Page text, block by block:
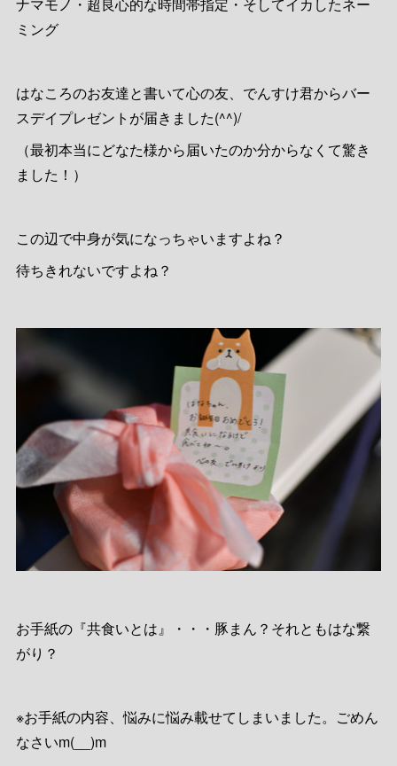
ミング
はなころのお友達と書いて心の友、でんすけ君からバー
スデイプレゼントが届きました(^^)/
（最初本当にどなた様から届いたのか分からなくて驚き
ました！）
この辺で中身が気になっちゃいますよね？
待ちきれないですよね？
お手紙の『共食いとは』・・・豚まん？それともはな繋
がり？
※お手紙の内容、悩みに悩み載せてしまいました。ごめん
なさいm(__)m